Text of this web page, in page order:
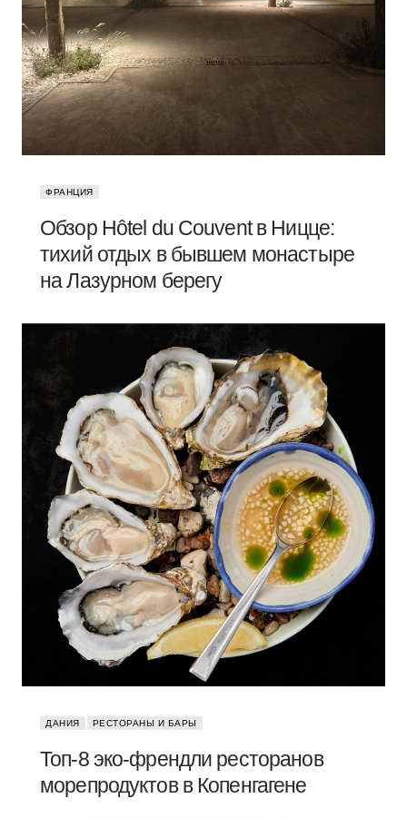
ФРАНЦИЯ
Обзор Hôtel du Couvent в Ницце:
тихий отдых в бывшем монастыре
на Лазурном берегу
ДАНИЯ РЕСТОРАНЫ И БАРЫ
Топ-8 эко-френдли ресторанов
морепродуктов в Копенгагене